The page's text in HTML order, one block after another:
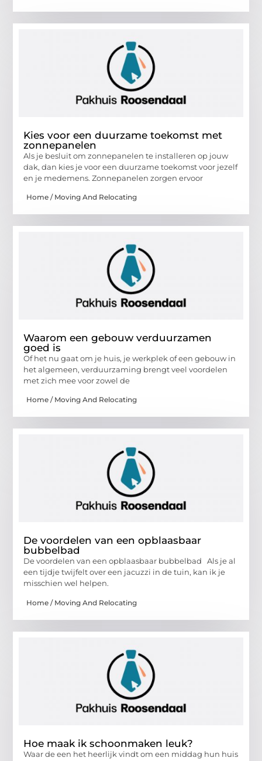
Kies voor een duurzame toekomst met
zonnepanelen
Als je besluit om zonnepanelen te installeren op jouw
dak, dan kies je voor een duurzame toekomst voor jezelf
en je medemens. Zonnepanelen zorgen ervoor
Home / Moving And Relocating
Waarom een gebouw verduurzamen
goed is
Of het nu gaat om je huis, je werkplek of een gebouw in
het algemeen, verduurzaming brengt veel voordelen
met zich mee voor zowel de
Home / Moving And Relocating
De voordelen van een opblaasbaar
bubbelbad
De voordelen van een opblaasbaar bubbelbad Als je al
een tijdje twijfelt over een jacuzzi in de tuin, kan ik je
misschien wel helpen.
Home / Moving And Relocating
Hoe maak ik schoonmaken leuk?
Waar de een het heerlijk vindt om een middag hun huis